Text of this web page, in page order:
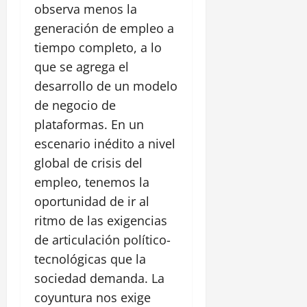
observa menos la
generación de empleo a
tiempo completo, a lo
que se agrega el
desarrollo de un modelo
de negocio de
plataformas. En un
escenario inédito a nivel
global de crisis del
empleo, tenemos la
oportunidad de ir al
ritmo de las exigencias
de articulación político-
tecnológicas que la
sociedad demanda. La
coyuntura nos exige